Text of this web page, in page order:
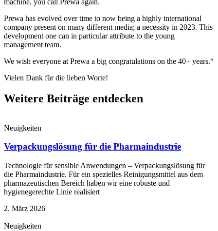
Prewa has evolved over time to now being a highly international
company present on many different media; a necessity in 2023. This
development one can in particular attribute to the young
management team.
We wish everyone at Prewa a big congratulations on the 40+ years.“
Vielen Dank für die lieben Worte!
Weitere Beiträge entdecken
Neuigkeiten
Verpackungslösung für die Pharmaindustrie
Technologie für sensible Anwendungen – Verpackungslösung für
die Pharmaindustrie. Für ein spezielles Reinigungsmittel aus dem
pharmazeutischen Bereich haben wir eine robuste und
hygienegerechte Linie realisiert
2. März 2026
Neuigkeiten